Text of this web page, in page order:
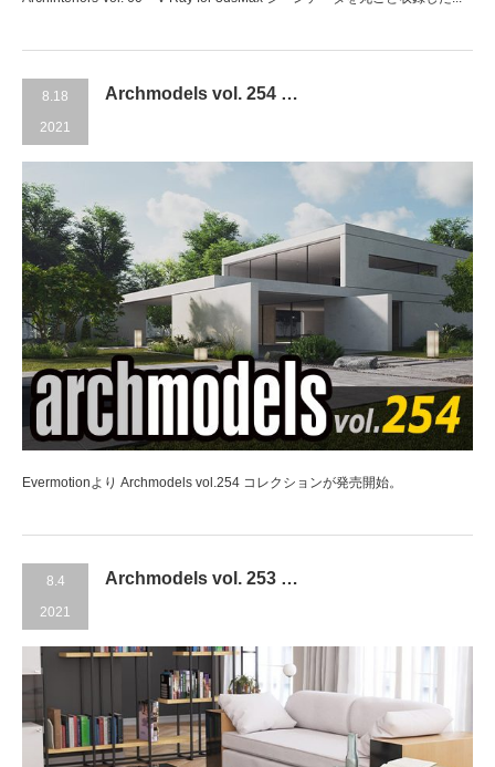
8.18
2021
Archmodels vol. 254 …
Evermotionより Archmodels vol.254 コレクションが発売開始。
8.4
2021
Archmodels vol. 253 …